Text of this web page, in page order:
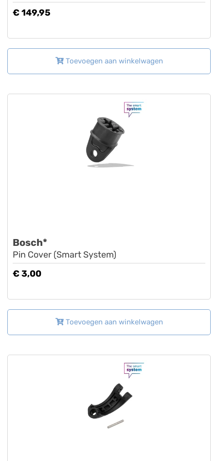
€ 149,95
Toevoegen aan winkelwagen
Bosch*
Pin Cover (Smart System)
€ 3,00
Toevoegen aan winkelwagen